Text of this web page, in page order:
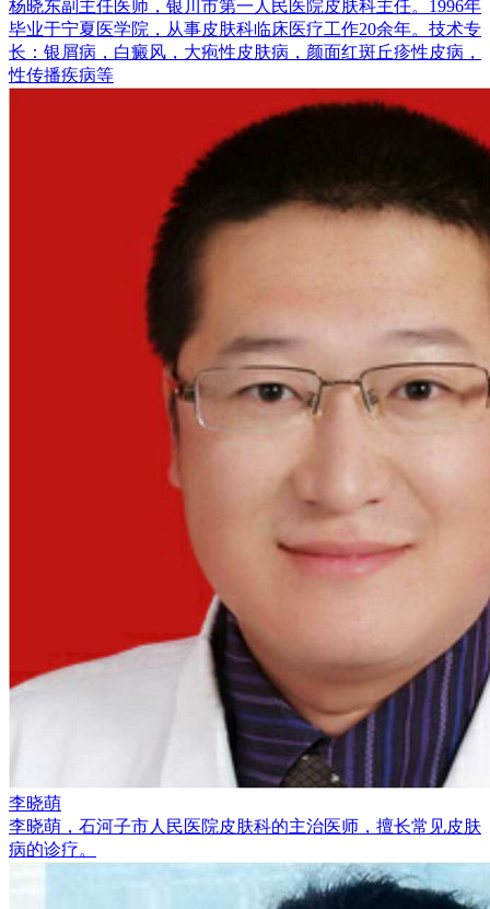
杨晓东副主任医师，银川市第一人民医院皮肤科主任。1996年
毕业于宁夏医学院，从事皮肤科临床医疗工作20余年。技术专
长：银屑病，白癜风，大疱性皮肤病，颜面红斑丘疹性皮病，
性传播疾病等
李晓萌
李晓萌，石河子市人民医院皮肤科的主治医师，擅长常见皮肤
病的诊疗。